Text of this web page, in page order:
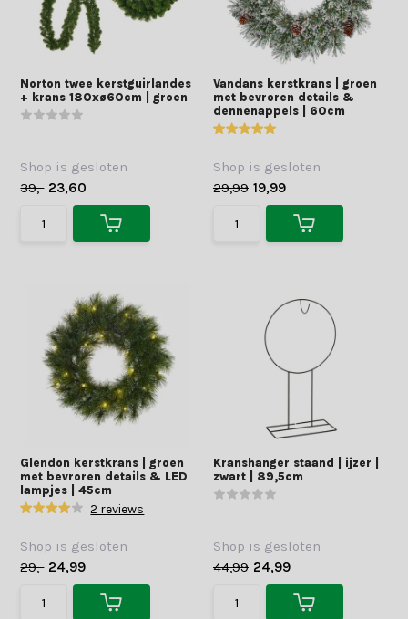
Norton twee kerstguirlandes
+ krans 180xø60cm | groen
Shop is gesloten
39,- 23,60
Vandans kerstkrans | groen
met bevroren details &
dennenappels | 60cm
Shop is gesloten
29,99 19,99
Glendon kerstkrans | groen
met bevroren details & LED
lampjes | 45cm
2 reviews
Shop is gesloten
29,- 24,99
Kranshanger staand | ijzer |
zwart | 89,5cm
Shop is gesloten
44,99 24,99